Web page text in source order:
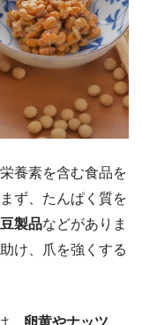
養素を含む食品を
ず、たんぱく質を
製品などがありま
け、爪を強くする
、 卵黄やナッツ、